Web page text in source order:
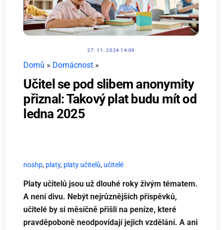
27. 11. 2024 14:09
Domů » Domácnost »
Učitel se pod slibem anonymity
přiznal: Takový plat budu mít od
ledna 2025
noshp, platy, platy učitelů, učitelé
Platy učitelů jsou už dlouhé roky živým tématem.
A není divu. Nebýt nejrůznějších příspěvků,
učitelé by si měsíčně přišli na peníze, které
pravděpoboně neodpovídají jejich vzdělání. A ani